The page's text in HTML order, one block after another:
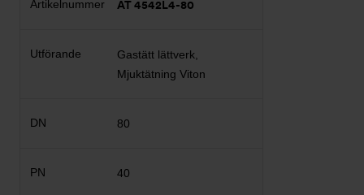
AT 4542L4-80
Gastätt lättverk,
Mjuktätning Viton
80
40